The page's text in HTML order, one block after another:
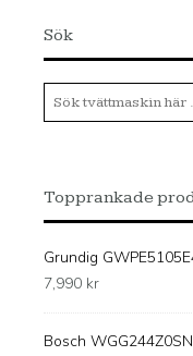
Sök
Topprankade
Grundig
7,990 kr
Bosch WGG244Z0SN